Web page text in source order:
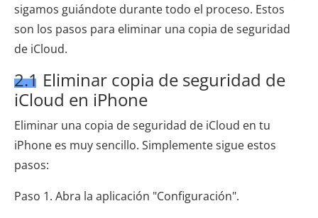
sigamos guiándote durante todo el proceso. Estos
son los pasos para eliminar una copia de seguridad
de iCloud.
2.1 Eliminar copia de seguridad de
iCloud en iPhone
Eliminar una copia de seguridad de iCloud en tu
iPhone es muy sencillo. Simplemente sigue estos
pasos:
Paso 1. Abra la aplicación "Configuración".